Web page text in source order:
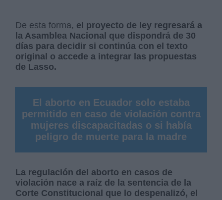
De esta forma, el proyecto de ley regresará a
la Asamblea Nacional que dispondrá de 30
días para decidir si continúa con el texto
original o accede a integrar las propuestas
de Lasso.
El aborto en Ecuador solo estaba
permitido en caso de violación contra
mujeres discapacitadas o si había
peligro de muerte para la madre
La regulación del aborto en casos de
violación nace a raíz de la sentencia de la
Corte Constitucional que lo despenalizó, el